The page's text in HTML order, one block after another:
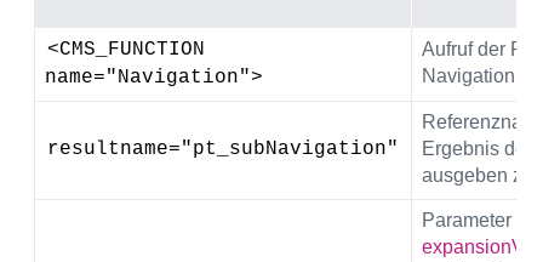
<CMS_FUNCTION
name="Navigation">
Aufruf der
Navigation.
resultname="pt_subNavigation"
Ergebnis der
ausgeben zu
Parameter